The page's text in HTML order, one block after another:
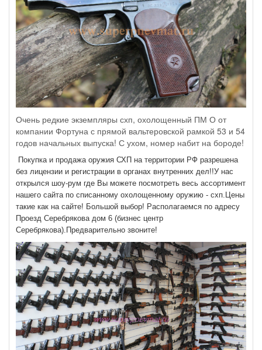
Очень редкие экземпляры схп, охолощенный ПМ О от
компании Фортуна с прямой вальтеровской рамкой 53 и 54
годов начальных выпуска! С ухом, номер набит на бороде!
Покупка и продажа оружия СХП на территории РФ разрешена
без лицензии и регистрации в органах внутренних дел!!У нас
открылся шоу-рум где Вы можете посмотреть весь ассортимент
нашего сайта по списанному охолощенному оружию - схп.Цены
такие как на сайте! Большой выбор! Располагаемся по адресу
Проезд Серебрякова дом 6 (бизнес центр
Серебрякова).Предварительно звоните!